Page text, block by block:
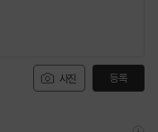
사진 등록